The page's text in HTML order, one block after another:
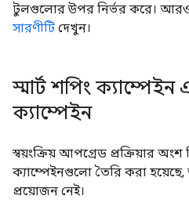
টুলগুলোর উপর নির্ভর করে।
সারণীটি দেখুন।
স্মার্ট শপিং ক্যাম্পেইন
ক্যাম্পেইন
স্বয়ংক্রিয় আপগ্রেড প্রক্রিয়ার অংশ
ক্যাম্পেইনগুলো তৈরি করা
প্রয়োজন নেই।